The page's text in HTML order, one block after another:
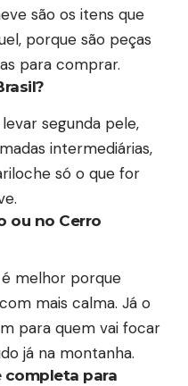
são os itens que
porque são peças
para comprar.
segunda pele,
intermediárias,
só o que for
ou no Cerro
melhor porque
mais calma. Já o
para quem vai focar
já na montanha.
completa para